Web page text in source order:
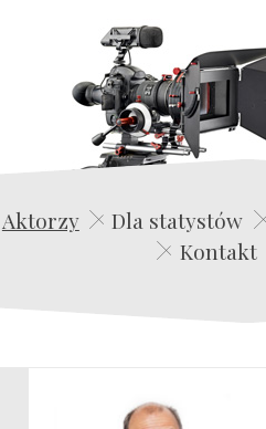
Aktorzy Dla statystów
Kontakt